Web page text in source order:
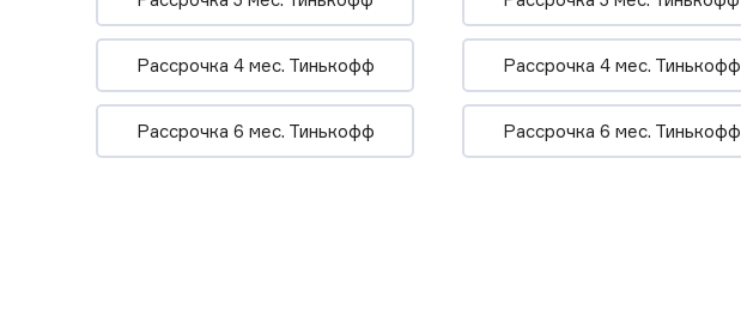
Рассрочка 4 мес. Тинькофф
Рассрочка 6 мес. Тинькофф
Рассрочка 4 мес. Тинькофф
Рассрочка 6 мес. Тинькофф